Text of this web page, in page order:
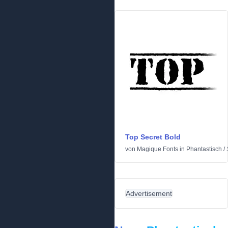
Top Secret Bold
von Magique Fonts in Phantastisch /
Advertisement